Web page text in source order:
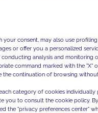
vasta carteira de
MarTech da
cliente a uma
da oferta da
que
replicando o
mundo Privado.
your consent, may also use
or offer you a personalized
analysis and monitoring
command marked with the "X"
continuation of browsing
category of cookies individually
you to consult the cookie policy.
the "privacy preferences center"